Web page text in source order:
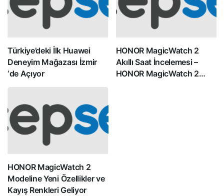
Türkiye’deki İlk Huawei
Deneyim Mağazası İzmir
‘de Açıyor
HONOR MagicWatch 2
Akıllı Saat İncelemesi –
HONOR MagicWatch 2
HONOR MagicWatch 2
Modeline Yeni Özellikler ve
Kayış Renkleri Geliyor